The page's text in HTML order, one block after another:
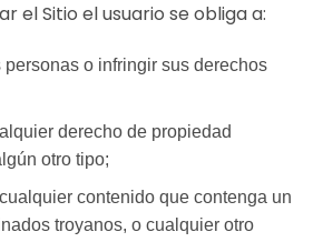
el Sitio el usuario se obliga a:
personas o infringir sus derechos
derecho de propiedad
otro tipo;
contenido que contenga un
troyanos, o cualquier otro